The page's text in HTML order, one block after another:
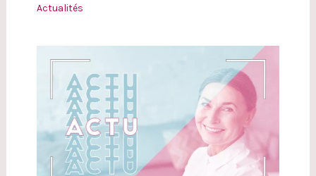
Actualités